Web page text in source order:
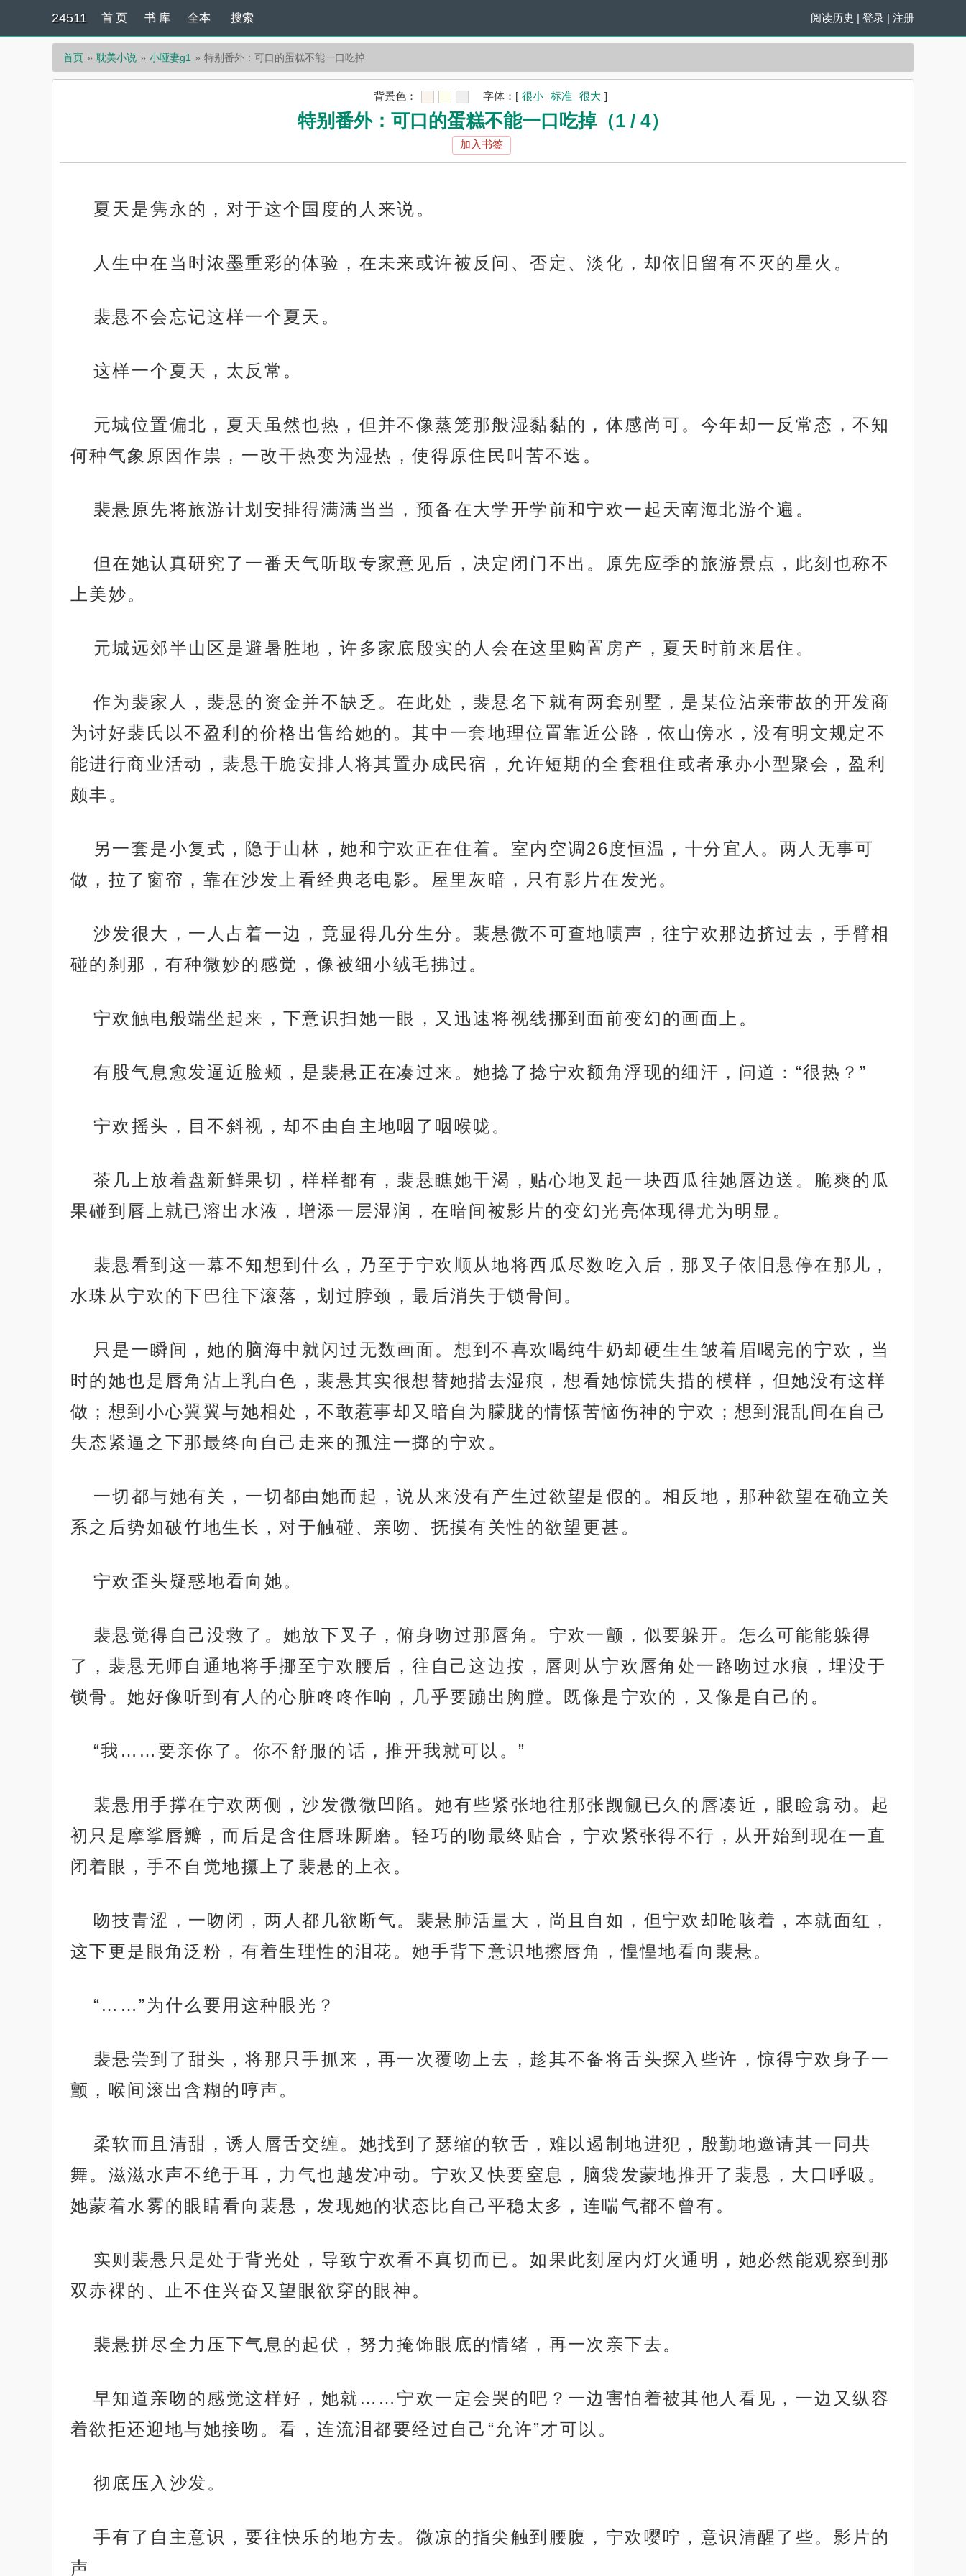
24511 阅读历史 | 登录 | 注册
首 页 书 库 全本 搜索
首页 耽美小说 小哑妻g1 特别番外：可口的蛋糕不能一口吃掉
背景色： 字体： [ 很小 标准 很大 ]
特别番外：可口的蛋糕不能一口吃掉（1 / 4）
加入书签
夏天是隽永的，对于这个国度的人来说。
人生中在当时浓墨重彩的体验，在未来或许被反问、否定、淡化，却依旧留有不灭的星火。
裴悬不会忘记这样一个夏天。
这样一个夏天，太反常。
元城位置偏北，夏天虽然也热，但并不像蒸笼那般湿黏黏的，体感尚可。今年却一反常态，不知
何种气象原因作祟，一改干热变为湿热，使得原住民叫苦不迭。
裴悬原先将旅游计划安排得满满当当，预备在大学开学前和宁欢一起天南海北游个遍。
但在她认真研究了一番天气听取专家意见后，决定闭门不出。原先应季的旅游景点，此刻也称不
上美妙。
元城远郊半山区是避暑胜地，许多家底殷实的人会在这里购置房产，夏天时前来居住。
作为裴家人，裴悬的资金并不缺乏。在此处，裴悬名下就有两套别墅，是某位沾亲带故的开发商
为讨好裴氏以不盈利的价格出售给她的。其中一套地理位置靠近公路，依山傍水，没有明文规定不
能进行商业活动，裴悬干脆安排人将其置办成民宿，允许短期的全套租住或者承办小型聚会，盈利
颇丰。
另一套是小复式，隐于山林，她和宁欢正在住着。室内空调26度恒温，十分宜人。两人无事可
做，拉了窗帘，靠在沙发上看经典老电影。屋里灰暗，只有影片在发光。
沙发很大，一人占着一边，竟显得几分生分。裴悬微不可查地啧声，往宁欢那边挤过去，手臂相
碰的刹那，有种微妙的感觉，像被细小绒毛拂过。
宁欢触电般端坐起来，下意识扫她一眼，又迅速将视线挪到面前变幻的画面上。
有股气息愈发逼近脸颊，是裴悬正在凑过来。她捻了捻宁欢额角浮现的细汗，问道：“很热？”
宁欢摇头，目不斜视，却不由自主地咽了咽喉咙。
茶几上放着盘新鲜果切，样样都有，裴悬瞧她干渴，贴心地叉起一块西瓜往她唇边送。脆爽的瓜
果碰到唇上就已溶出水液，增添一层湿润，在暗间被影片的变幻光亮体现得尤为明显。
裴悬看到这一幕不知想到什么，乃至于宁欢顺从地将西瓜尽数吃入后，那叉子依旧悬停在那儿，
水珠从宁欢的下巴往下滚落，划过脖颈，最后消失于锁骨间。
只是一瞬间，她的脑海中就闪过无数画面。想到不喜欢喝纯牛奶却硬生生皱着眉喝完的宁欢，当
时的她也是唇角沾上乳白色，裴悬其实很想替她揩去湿痕，想看她惊慌失措的模样，但她没有这样
做；想到小心翼翼与她相处，不敢惹事却又暗自为朦胧的情愫苦恼伤神的宁欢；想到混乱间在自己
失态紧逼之下那最终向自己走来的孤注一掷的宁欢。
一切都与她有关，一切都由她而起，说从来没有产生过欲望是假的。相反地，那种欲望在确立关
系之后势如破竹地生长，对于触碰、亲吻、抚摸有关性的欲望更甚。
宁欢歪头疑惑地看向她。
裴悬觉得自己没救了。她放下叉子，俯身吻过那唇角。宁欢一颤，似要躲开。怎么可能能躲得
了，裴悬无师自通地将手挪至宁欢腰后，往自己这边按，唇则从宁欢唇角处一路吻过水痕，埋没于
锁骨。她好像听到有人的心脏咚咚作响，几乎要蹦出胸膛。既像是宁欢的，又像是自己的。
“我……要亲你了。你不舒服的话，推开我就可以。”
裴悬用手撑在宁欢两侧，沙发微微凹陷。她有些紧张地往那张觊觎已久的唇凑近，眼睑翕动。起
初只是摩挲唇瓣，而后是含住唇珠厮磨。轻巧的吻最终贴合，宁欢紧张得不行，从开始到现在一直
闭着眼，手不自觉地攥上了裴悬的上衣。
吻技青涩，一吻闭，两人都几欲断气。裴悬肺活量大，尚且自如，但宁欢却呛咳着，本就面红，
这下更是眼角泛粉，有着生理性的泪花。她手背下意识地擦唇角，惶惶地看向裴悬。
“……”为什么要用这种眼光？
裴悬尝到了甜头，将那只手抓来，再一次覆吻上去，趁其不备将舌头探入些许，惊得宁欢身子一
颤，喉间滚出含糊的哼声。
柔软而且清甜，诱人唇舌交缠。她找到了瑟缩的软舌，难以遏制地进犯，殷勤地邀请其一同共
舞。滋滋水声不绝于耳，力气也越发冲动。宁欢又快要窒息，脑袋发蒙地推开了裴悬，大口呼吸。
她蒙着水雾的眼睛看向裴悬，发现她的状态比自己平稳太多，连喘气都不曾有。
实则裴悬只是处于背光处，导致宁欢看不真切而已。如果此刻屋内灯火通明，她必然能观察到那
双赤裸的、止不住兴奋又望眼欲穿的眼神。
裴悬拼尽全力压下气息的起伏，努力掩饰眼底的情绪，再一次亲下去。
早知道亲吻的感觉这样好，她就……宁欢一定会哭的吧？一边害怕着被其他人看见，一边又纵容
着欲拒还迎地与她接吻。看，连流泪都要经过自己“允许”才可以。
彻底压入沙发。
手有了自主意识，要往快乐的地方去。微凉的指尖触到腰腹，宁欢嘤咛，意识清醒了些。影片的
声